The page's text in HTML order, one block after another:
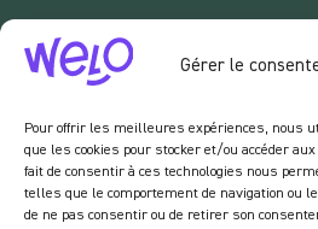
Gérer le
Pour offrir les meilleures expériences, nous
que les cookies pour stocker et/ou accéder
fait de consentir à ces technologies nous
telles que le comportement de navigation ou
de ne pas consentir ou de retirer son
Events
Services entreprises
Newsletter :